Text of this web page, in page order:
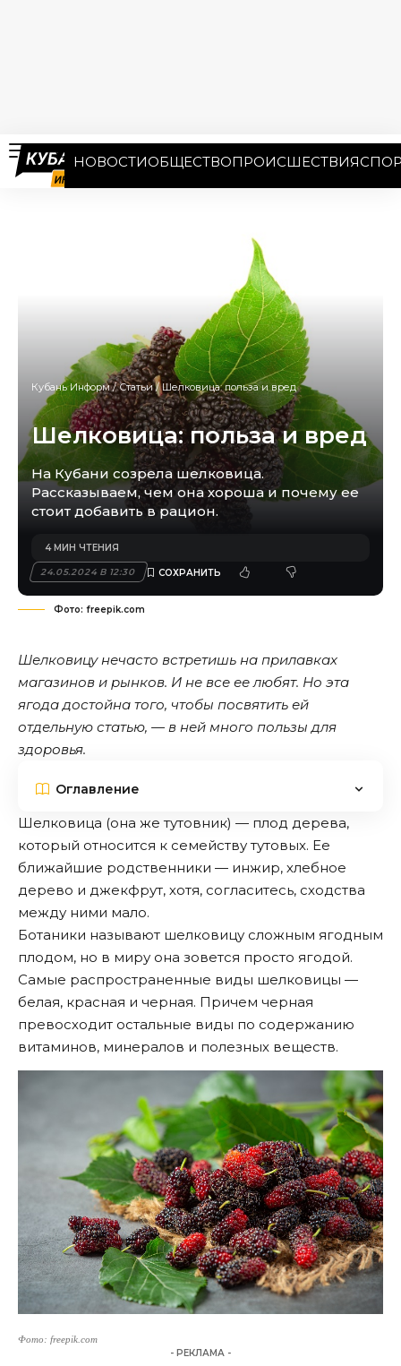
НОВОСТИОБЩЕСТВОПРОИСШЕСТВИЯ
Кубань Информ/Статьи/Шелковица: польза и вред
Шелковица: польза и вред
На Кубани созрела шелковица.
Рассказываем, чем она хороша и почему ее
стоит добавить в рацион.
24.05.2024 В 12:30
4 МИН ЧТЕНИЯ
Фото: freepik.com
Шелковицу нечасто встретишь на прилавках
магазинов и рынков. И не все ее любят. Но эта
ягода достойна того, чтобы посвятить ей
отдельную статью, — в ней много пользы для
здоровья.
Оглавление
Шелковица (она же тутовник) — плод дерева,
который относится к семейству тутовых. Ее
ближайшие родственники — инжир, хлебное
дерево и джекфрут, хотя, согласитесь, сходства
между ними мало.
Ботаники называют шелковицу сложным ягодным
плодом, но в миру она зовется просто ягодой.
Самые распространенные виды шелковицы —
белая, красная и черная. Причем черная
превосходит остальные виды по содержанию
витаминов, минералов и полезных веществ.
Фото: freepik.com
- РЕКЛАМА -